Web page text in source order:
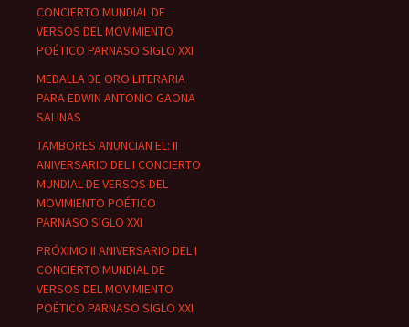
CONCIERTO MUNDIAL DE
VERSOS DEL MOVIMIENTO
POÉTICO PARNASO SIGLO XXI
MEDALLA DE ORO LITERARIA
PARA EDWIN ANTONIO GAONA
SALINAS
TAMBORES ANUNCIAN EL: II
ANIVERSARIO DEL I CONCIERTO
MUNDIAL DE VERSOS DEL
MOVIMIENTO POÉTICO
PARNASO SIGLO XXI
PRÓXIMO II ANIVERSARIO DEL I
CONCIERTO MUNDIAL DE
VERSOS DEL MOVIMIENTO
POÉTICO PARNASO SIGLO XXI